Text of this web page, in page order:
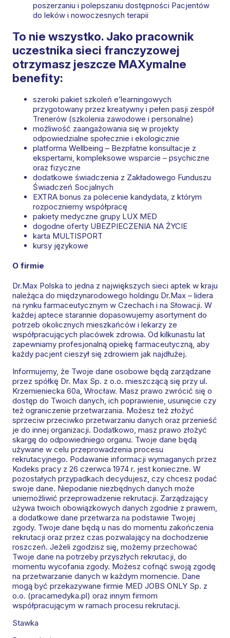
poszerzaniu i polepszaniu dostępności Pacjentów
do leków i nowoczesnych terapii
To nie wszystko. Jako pracownik
uczestnika sieci franczyzowej
otrzymasz jeszcze MAXymalne
benefity:
szeroki pakiet szkoleń e’learningowych
przygotowany przez kreatywny i pełen pasji zespół
Trenerów (szkolenia zawodowe i personalne)
możliwość zaangażowania się w projekty
odpowiedzialne społecznie i ekologicznie
platforma Wellbeing – Bezpłatne konsultacje z
ekspertami, kompleksowe wsparcie – psychiczne
oraz fizyczne​
dodatkowe świadczenia z Zakładowego Funduszu
Świadczeń Socjalnych
EXTRA bonus za polecenie kandydata, z którym
rozpoczniemy współpracę
pakiety medyczne grupy LUX MED
dogodne oferty UBEZPIECZENIA NA ŻYCIE
karta MULTISPORT
kursy językowe
O firmie
Dr.Max Polska to jedna z największych sieci aptek w kraju
należąca do międzynarodowego holdingu Dr.Max – lidera
na rynku farmaceutycznym w Czechach i na Słowacji. W
każdej aptece starannie dopasowujemy asortyment do
potrzeb okolicznych mieszkańców i lekarzy ze
współpracujących placówek zdrowia. Od kilkunastu lat
zapewniamy profesjonalną opiekę farmaceutyczną, aby
każdy pacjent cieszył się zdrowiem jak najdłużej.
Informujemy, że Twoje dane osobowe będą zarządzane
przez spółkę Dr. Max Sp. z o.o. mieszczącą się przy ul.
Krzemieniecka 60a, Wrocław. Masz prawo zwrócić się o
dostęp do Twoich danych, ich poprawienie, usunięcie czy
też ograniczenie przetwarzania. Możesz też złożyć
sprzeciw przeciwko przetwarzaniu danych oraz przenieść
je do innej organizacji. Dodatkowo, masz prawo złożyć
skargę do odpowiedniego organu. Twoje dane będą
używane w celu przeprowadzenia procesu
rekrutacyjnego. Podawanie informacji wymaganych przez
Kodeks pracy z 26 czerwca 1974 r. jest konieczne. W
pozostałych przypadkach decydujesz, czy chcesz podać
swoje dane. Niepodanie niezbędnych danych może
uniemożliwić przeprowadzenie rekrutacji. Zarządzający
używa twoich obowiązkowych danych zgodnie z prawem,
a dodatkowe dane przetwarza na podstawie Twojej
zgody. Twoje dane będą u nas do momentu zakończenia
rekrutacji oraz przez czas pozwalający na dochodzenie
roszczeń. Jeżeli zgodzisz się, możemy przechować
Twoje dane na potrzeby przyszłych rekrutacji, do
momentu wycofania zgody. Możesz cofnąć swoją zgodę
na przetwarzanie danych w każdym momencie. Dane
mogą być przekazywane firmie MED JOBS ONLY Sp. z
o.o. (pracamedyka.pl) oraz innym firmom
współpracującym w ramach procesu rekrutacji.
Stawka